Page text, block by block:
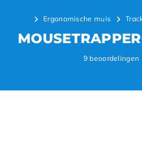
Ergonomische muis
9 beoordelingen